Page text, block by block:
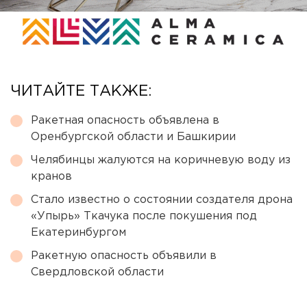
ЧИТАЙТЕ ТАКЖЕ:
Ракетная опасность объявлена в
Оренбургской области и Башкирии
Челябинцы жалуются на коричневую воду из
кранов
Стало известно о состоянии создателя дрона
«Упырь» Ткачука после покушения под
Екатеринбургом
Ракетную опасность объявили в
Свердловской области